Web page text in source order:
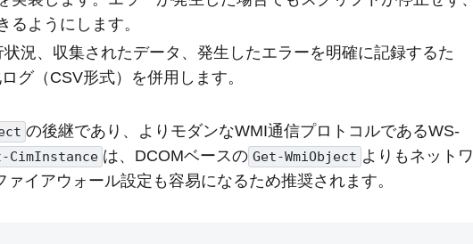
るようにします。
況、収集されたデータ、発生したエラーを明確に記録するた
グ（CSV形式）を併用します。
の後継であり、よりモダンなWMI通信プロトコルであるWS-
CimInstance は、DCOMベースの Get-WmiObject よりもネットワ
イアウォール設定も容易になるため推奨されます。